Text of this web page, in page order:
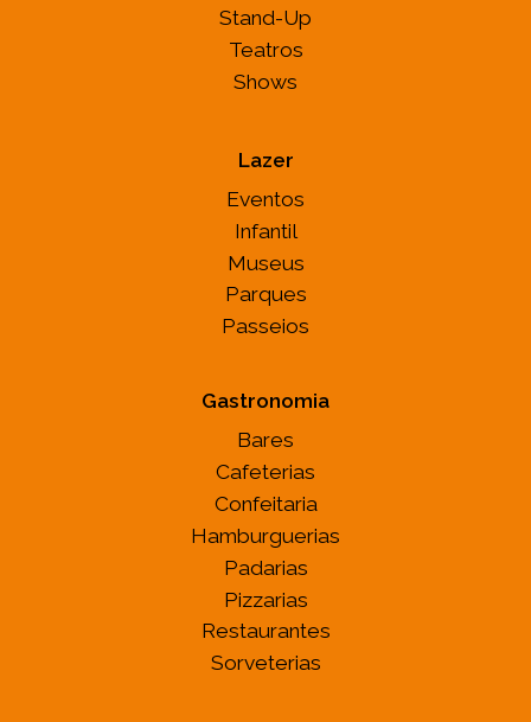
Stand-Up
Teatros
Shows
Lazer
Eventos
Infantil
Museus
Parques
Passeios
Gastronomia
Bares
Cafeterias
Confeitaria
Hamburguerias
Padarias
Pizzarias
Restaurantes
Sorveterias